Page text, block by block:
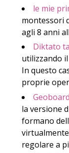
le mie
montessori
agli 8 anni
Diktato
utilizzando
In questo
proprie
Geoboard
la versione
formano
regolare a